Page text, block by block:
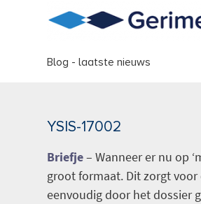
Blog - laatste nieuws
YSIS-17002
Briefje– Wanneer er nu op
groot formaat. Dit zorgt
eenvoudig door het dossier